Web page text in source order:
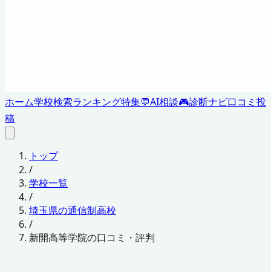
ホーム学校検索ランキング特集💬AI相談🎮診断ナビ口コミ投
稿
トップ
/
学校一覧
/
埼玉県の通信制高校
/
新開高等学院の口コミ・評判